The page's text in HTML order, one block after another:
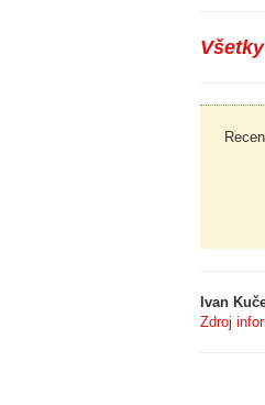
Ivan
Zdroj